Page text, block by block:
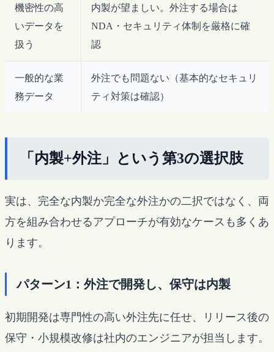
機密性の高
いデータを
扱う
内製が望ましい。外注する場合は
NDA・セキュリティ体制を厳格に確
認
一般的な業
務データ
外注でも問題ない（基本的なセキュリ
ティ対策は確認）
「内製+外注」という第3の選択肢
実は、完全な内製か完全な外注かの二択ではなく、両
方を組み合わせるアプローチが有効なケースも多くあ
ります。
パターン1：外注で開発し、保守は内製
初期開発は専門性の高い外注先に任せ、リリース後の
保守・小規模改修は社内のエンジニアが担当します。